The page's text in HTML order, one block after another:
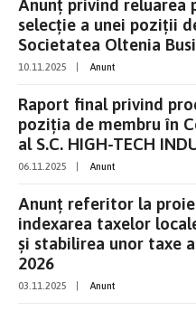
Anunț privind reluarea
selecție a unei poziții
Societatea Oltenia
10.11.2025 Anunt
Raport final privind
poziția de membru în
al S.C. HIGH-TECH
06.11.2025 Anunt
Anunț referitor la
indexarea taxelor
și stabilirea unor taxe
2026
03.11.2025 Anunt